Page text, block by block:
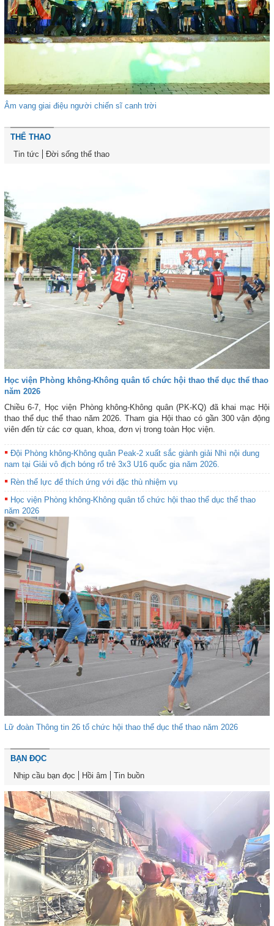
Âm vang giai điệu người chiến sĩ canh trời
THỂ THAO
Tin tức
Đời sống thể thao
Học viện Phòng không-Không quân tổ chức hội thao thể dục thể thao
năm 2026
Chiều 6-7, Học viện Phòng không-Không quân (PK-KQ) đã khai mạc Hội
thao thể dục thể thao năm 2026. Tham gia Hội thao có gần 300 vận động
viên đến từ các cơ quan, khoa, đơn vị trong toàn Học viện.
Đội Phòng không-Không quân Peak-2 xuất sắc giành giải Nhì nội dung
nam tại Giải vô địch bóng rổ trẻ 3x3 U16 quốc gia năm 2026.
Rèn thể lực để thích ứng với đặc thù nhiệm vụ
Học viện Phòng không-Không quân tổ chức hội thao thể dục thể thao
năm 2026
Lữ đoàn Thông tin 26 tổ chức hội thao thể dục thể thao năm 2026
BẠN ĐỌC
Nhịp cầu bạn đọc
Hồi âm Tin buồn